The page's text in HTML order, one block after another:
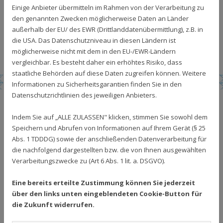
Langenhagen in eine eigene, neu erstellte
Fertigungshalle mit Bürogebäude. Das
Familienunternehmen wird jetzt bereits in der 3.
Generation geführt.
RICHARD RIETZEL
GMBH – INDIVIDUELL
FÜR JEDE
ANFORDERUNG
PLEXIGLAS®, EXOLON
Einige Anbieter übermitteln im Rahmen von der Verarbeitung zu
den genannten Zwecken möglicherweise Daten an Länder
außerhalb der EU/ des EWR (Drittlanddatenübermittlung), z.B. in
die USA. Das Datenschutzniveau in diesen Ländern ist
möglicherweise nicht mit dem in den EU-/EWR-Ländern
vergleichbar. Es besteht daher ein erhöhtes Risiko, dass
staatliche Behörden auf diese Daten zugreifen können. Weitere
Informationen zu Sicherheitsgarantien finden Sie in den
Datenschutzrichtlinien des jeweiligen Anbieters.
Indem Sie auf „ALLE ZULASSEN" klicken, stimmen Sie sowohl dem
Speichern und Abrufen von Informationen auf Ihrem Gerät (§ 25
Abs. 1 TDDDG) sowie der anschließenden Datenverarbeitung für
die nachfolgend dargestellten bzw. die von Ihnen ausgewählten
Verarbeitungszwecke zu (Art 6 Abs. 1 lit. a. DSGVO).
Eine bereits erteilte Zustimmung können Sie jederzeit
über den links unten eingeblendeten Cookie-Button für
die Zukunft widerrufen.